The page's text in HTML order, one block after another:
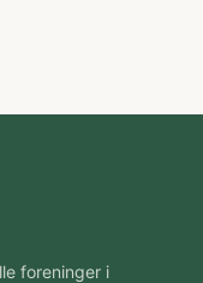
foreninger i